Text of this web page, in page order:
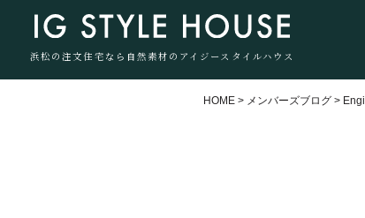
浜松の注文住宅なら自然素材のアイジースタイルハウス
HOME > メンバーズブログ >